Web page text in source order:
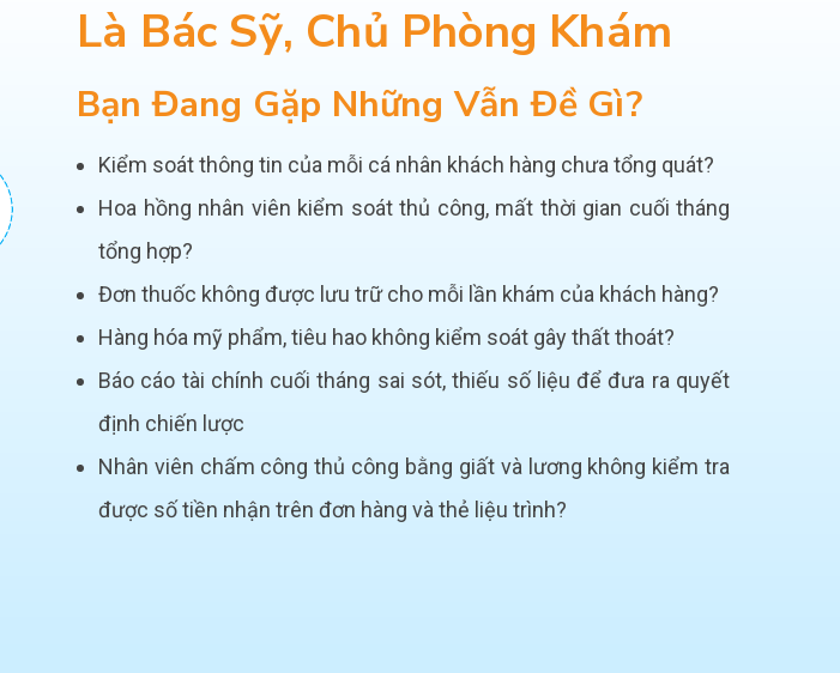
Là Bác Sỹ, Chủ Phòng Khám
Bạn Đang Gặp Những Vẫn Đề Gì?
Kiểm soát thông tin của mỗi cá nhân khách hàng chưa tổng quát?
Hoa hồng nhân viên kiểm soát thủ công, mất thời gian cuối tháng
tổng hợp?
Đơn thuốc không được lưu trữ cho mỗi lần khám của khách hàng?
Hàng hóa mỹ phẩm, tiêu hao không kiểm soát gây thất thoát?
Báo cáo tài chính cuối tháng sai sót, thiếu số liệu để đưa ra quyết
định chiến lược
Nhân viên chấm công thủ công bằng giất và lương không kiểm tra
được số tiền nhận trên đơn hàng và thẻ liệu trình?